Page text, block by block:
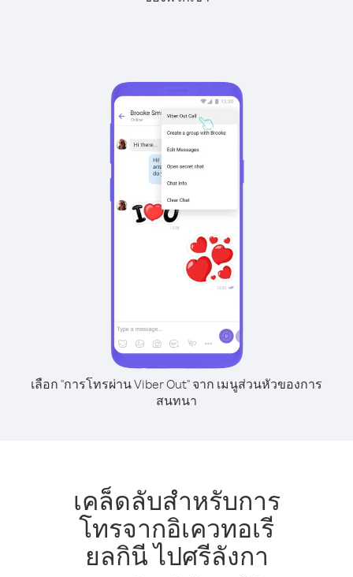
เลือก "การโทรผ่าน Viber Out" จาก เมนูส่วนหัวของการ
สนทนา
เคล็ดลับสำหรับการ
โทรจากอิเควทอเรี
ยลกินี ไปศรีลังกา